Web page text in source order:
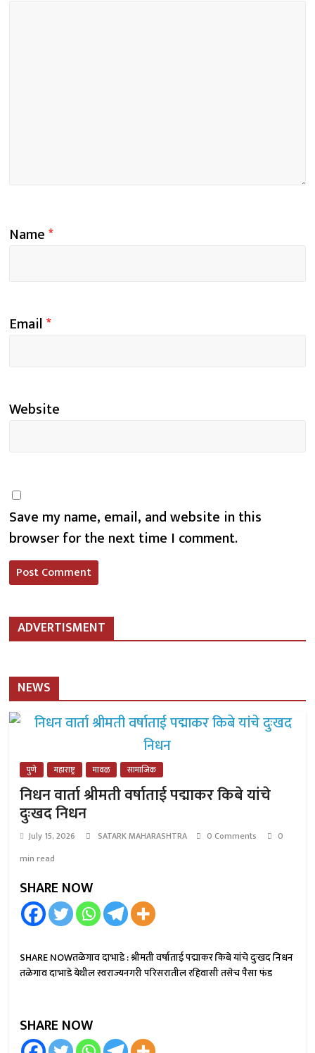
Name*
Email*
Website
Save my name, email, and website in this
browser for the next time I comment.
ADVERTISMENT
NEWS
पुणे महाराष्ट्र मावळ सामाजिक
निधन वार्ता श्रीमती वर्षाताई पद्माकर किबे यांचे
दुःखद निधन
July 15, 2026 SATARK MAHARASHTRA 0 Comments
0
min read
SHARE NOW
SHARE NOWतळेगाव दाभाडे : श्रीमती वर्षाताई पद्माकर किबे यांचे दुःखद निधन
तळेगाव दाभाडे येथील स्वराज्यनगरी परिसरातील रहिवासी तसेच पैसा फंड
SHARE NOW